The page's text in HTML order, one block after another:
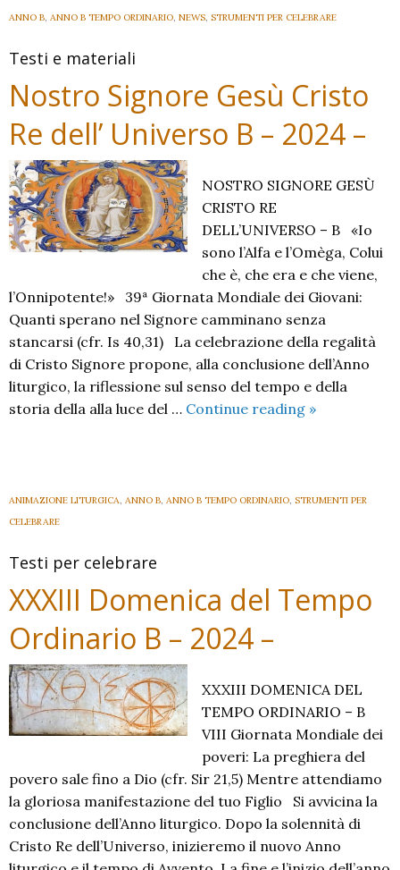
Dio
ANNO B, ANNO B TEMPO ORDINARIO, NEWS, STRUMENTI PER CELEBRARE
Testi e materiali
Nostro Signore Gesù Cristo
Re dell’ Universo B – 2024 –
NOSTRO SIGNORE GESÙ
CRISTO RE
DELL’UNIVERSO – B «Io
sono l’Alfa e l’Omèga, Colui
che è, che era e che viene,
l’Onnipotente!» 39ª Giornata Mondiale dei Giovani:
Quanti sperano nel Signore camminano senza
stancarsi (cfr. Is 40,31) La celebrazione della regalità
di Cristo Signore propone, alla conclusione dell’Anno
liturgico, la riflessione sul senso del tempo e della
storia della alla luce del … Continue reading Nostro
Re
2024
»
ANIMAZIONE LITURGICA, ANNO B, ANNO B TEMPO ORDINARIO, STRUMENTI PER
CELEBRARE
Testi per celebrare
XXXIII Domenica del Tempo
Ordinario B – 2024 –
XXXIII DOMENICA DEL
TEMPO ORDINARIO – B
VIII Giornata Mondiale dei
poveri: La preghiera del
povero sale fino a Dio (cfr. Sir 21,5) Mentre attendiamo
la gloriosa manifestazione del tuo Figlio Si avvicina la
conclusione dell’Anno liturgico. Dopo la solennità di
Cristo Re dell’Universo, inizieremo il nuovo Anno